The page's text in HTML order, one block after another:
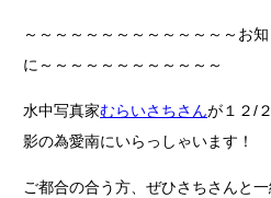
～～～～～～～～～～～～～～お
に～～～～～～～～～～～～
水中写真家むらいさちさんが１２/
影の為愛南にいらっしゃいます！
ご都合の合う方、ぜひさちさんと